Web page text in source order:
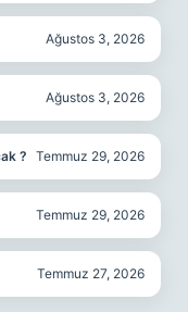
Ağustos 3, 2026
Ağustos 3, 2026
? Temmuz 29, 2026
Temmuz 29, 2026
Temmuz 27, 2026